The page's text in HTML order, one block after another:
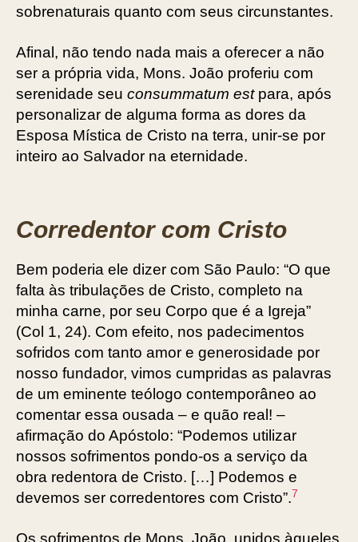
sobrenaturais quanto com seus circunstantes.
Afinal, não tendo nada mais a oferecer a não
ser a própria vida, Mons. João proferiu com
serenidade seu consummatum est para, após
personalizar de alguma forma as dores da
Esposa Mística de Cristo na terra, unir-se por
inteiro ao Salvador na eternidade.
Corredentor com Cristo
Bem poderia ele dizer com São Paulo: “O que
falta às tribulações de Cristo, completo na
minha carne, por seu Corpo que é a Igreja”
(Col 1, 24). Com efeito, nos padecimentos
sofridos com tanto amor e generosidade por
nosso fundador, vimos cumpridas as palavras
de um eminente teólogo contemporâneo ao
comentar essa ousada – e quão real! –
afirmação do Apóstolo: “Podemos utilizar
nossos sofrimentos pondo-os a serviço da
obra redentora de Cristo. […] Podemos e
devemos ser corredentores com Cristo”.7
Os sofrimentos de Mons. João, unidos àqueles